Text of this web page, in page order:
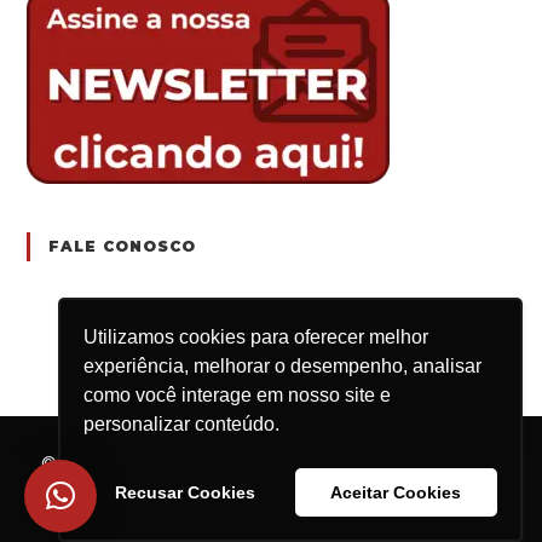
Utilizamos cookies para oferecer melhor
experiência, melhorar o desempenho, analisar
como você interage em nosso site e
personalizar conteúdo.
Recusar Cookies Aceitar Cookies
FALE CONOSCO
© 2025 Engrenar Jr. | Rod. Washington Luís, km
235, São Carlos/SP – CEP: 13.565-905 | CNPJ:
15.659.925/0001-16